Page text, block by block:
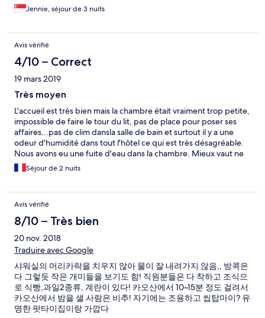
shops, 30 mins away from city center, but not far away from
those must see places. And if you are a foodie, and like to
You can find many popular local family restaurants and street
food stalls nearby. And there's a quiet roof bar on the hostel. We
booked a double room with private bath. The room is
unexpected small, can only fit the queen size bed. The bath
room attached is not that crowded, but hot water is really
unstable.
Jennie, séjour de 3 nuits
Avis vérifié
4/10 – Correct
19 mars 2019
Très moyen
L'accueil est très bien mais la chambre était vraiment trop petite,
impossible de faire le tour du lit, pas de place pour poser ses
affaires...pas de clim dansla salle de bain et surtout il y a une
odeur d'humidité dans tout l'hôtel ce qui est très désagréable.
Nous avons eu une fuite d'eau dans la chambre. Mieux vaut ne
pas regarder en détail le plafond... Par contre, bien situé pour
visiter à pied la ville
Séjour de 2 nuits
Avis vérifié
8/10 – Très bien
20 nov. 2018
Traduire avec Google
샤워실의 머리카락을 치우지 않아 물이 잘 내려가지 않음,, 방콕은
다 그렇듯 작은 개미들을 보기도 함! 직원분들은 다 착하고 조식으
로 식빵,과일2종류, 계란이 있다! 카오산에서 10~15분 정도 걸려서
카오산에서 밤을 샐 사람은 비추! 자기에는 조용하고 씹탑마이? 유
명한 팟타이집이랑 가깝다